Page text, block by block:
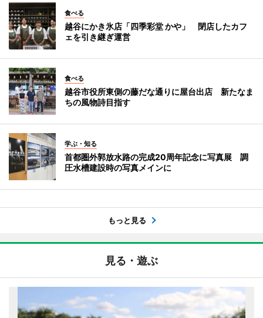
食べる
越谷にかき氷店「四季彩堂 かや」 閉店したカフ
ェを引き継ぎ運営
食べる
越谷市役所東側の藤だな通りに屋台出店 新たなま
ちの風物詩目指す
学ぶ・知る
首都圏外郭放水路の完成20周年記念に写真展 調
圧水槽建設時の写真メインに
もっと見る
見る・遊ぶ